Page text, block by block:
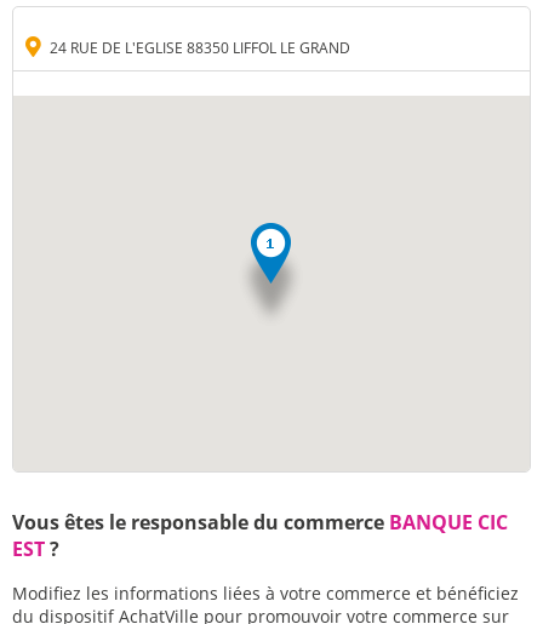
24 RUE DE L'EGLISE 88350 LIFFOL LE GRAND
Vous êtes le responsable du commerce BANQUE CIC
EST?
Modifiez les informations liées à votre commerce et bénéficiez
du dispositif AchatVille pour promouvoir votre commerce sur